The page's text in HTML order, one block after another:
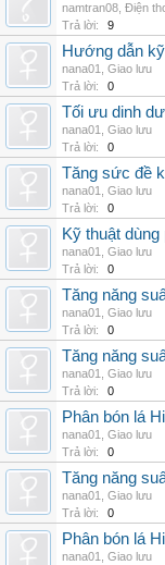
namtran08 Điện
Trả lời:
9
Hướng dẫn
nana01
Giao lưu
Trả lời:
0
Tối ưu dinh
nana01
Giao lưu
Trả lời:
0
Tăng sức đề
nana01
Giao lưu
Trả lời:
0
Kỹ thuật
nana01
Giao lưu
Trả lời:
0
Tăng năng
nana01
Giao lưu
Trả lời:
0
Tăng năng
nana01
Giao lưu
Trả lời:
0
Phân bón lá
nana01
Giao lưu
Trả lời:
0
Tăng năng
nana01
Giao lưu
Trả lời:
0
Phân bón lá
nana01
Giao lưu